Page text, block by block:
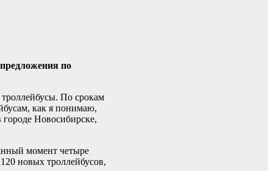
по
По срокам
как я понимаю,
Новосибирске,
момент четыре
новых троллейбусов,